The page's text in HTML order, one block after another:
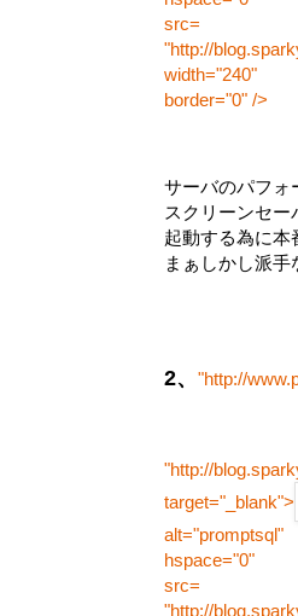
src=
"http://
width="240"
border="0" />
サーバのパフォ
スクリーンセー
起動する為に本
まぁしかし派手
2、 "http://
"http://
target="_blank">
alt="promptsql"
hspace="0"
src=
"http://